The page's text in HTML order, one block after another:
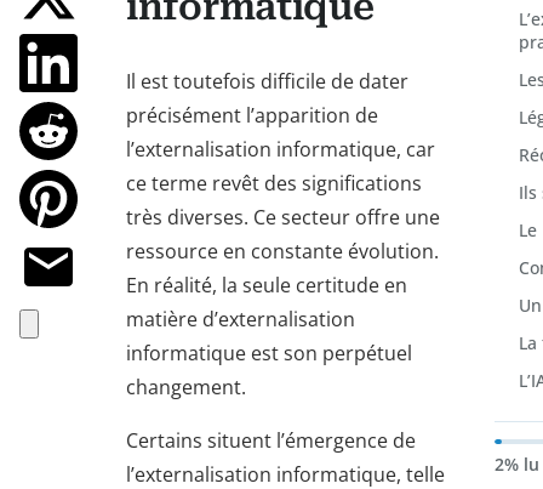
Il est toutefois difficile de dater
précisément l’apparition de
l’externalisation informatique, car
ce terme revêt des significations
très diverses. Ce secteur offre une
ressource en constante évolution.
En réalité, la seule certitude en
matière d’externalisation
informatique est son perpétuel
changement.
Certains situent l’émergence de
l’externalisation informatique, telle
Ils
Le
2% lu